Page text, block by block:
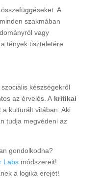
A
szakmában
vagy
tények tiszteletére
szociális készségekről
az érvelés. A kritikai
kulturált vitában. Aki
tudja megvédeni az
gondolkodna?
Labsmódszereit!
a logika erejét!